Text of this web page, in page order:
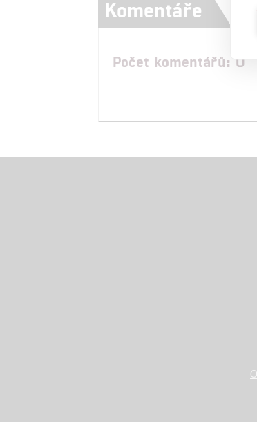
Komentáře
Počet komentářů: 0